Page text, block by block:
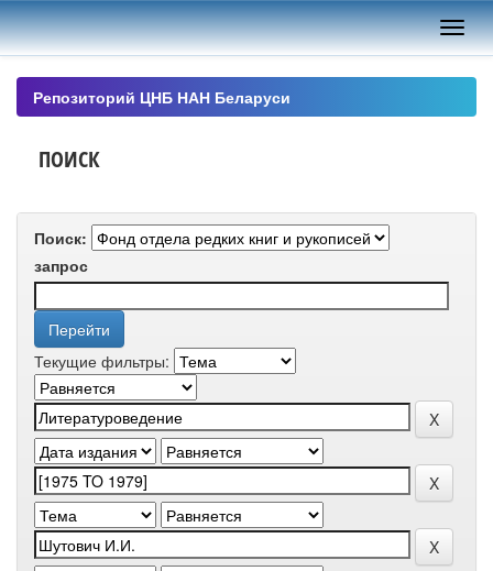
Skip
navigation
Репозиторий ЦНБ НАН Беларуси
ПОИСК
Поиск:
запрос
Текущие фильтры: